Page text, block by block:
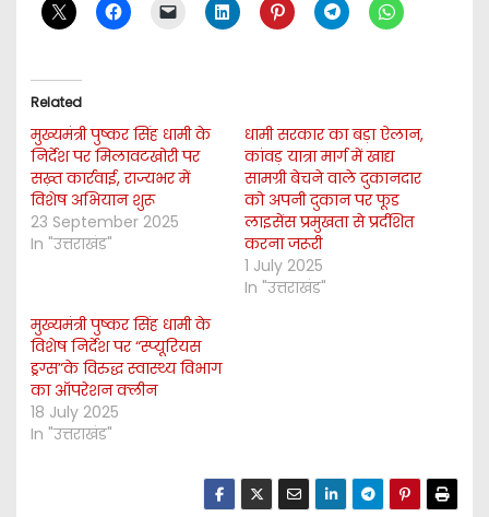
Related
मुख्यमंत्री पुष्कर सिंह धामी के
निर्देश पर मिलावटखोरी पर
सख़्त कार्रवाई, राज्यभर में
विशेष अभियान शुरू
23 September 2025
In "उत्तराखंड"
धामी सरकार का बड़ा ऐलान,
कांवड़ यात्रा मार्ग में खाद्य
सामग्री बेचने वाले दुकानदार
को अपनी दुकान पर फूड
लाइसेंस प्रमुखता से प्रर्दशित
करना जरूरी
1 July 2025
In "उत्तराखंड"
मुख्यमंत्री पुष्कर सिंह धामी के
विशेष निर्देश पर “स्प्यूरियस
ड्रग्स”के विरुद्ध स्वास्थ्य विभाग
का ऑपरेशन क्लीन
18 July 2025
In "उत्तराखंड"